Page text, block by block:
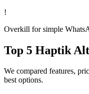
!
Overkill for simple
Top 5 Haptik
We compared features,
best options.